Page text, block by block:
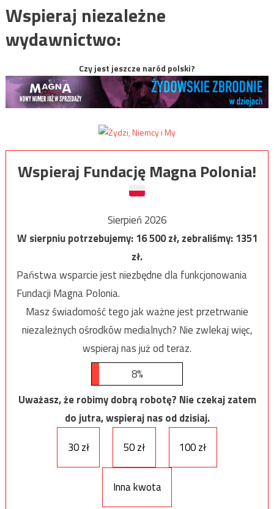
Wspieraj niezależne
wydawnictwo:
Czy jest jeszcze naród polski?
Wspieraj Fundację Magna Polonia!
Sierpień 2026
W sierpniu potrzebujemy:16 500zł, zebraliśmy:1351
zł.
Państwa wsparcie jest niezbędne dla funkcjonowania
Fundacji Magna Polonia.
Masz świadomość tego jak ważne jest przetrwanie
niezależnych ośrodków medialnych? Nie zwlekaj więc,
wspieraj nas już od teraz.
8%
Uważasz, że robimy dobrą robotę? Nie czekaj zatem
do jutra, wspieraj nas od dzisiaj.
30 zł
50 zł 100 zł
Inna kwota